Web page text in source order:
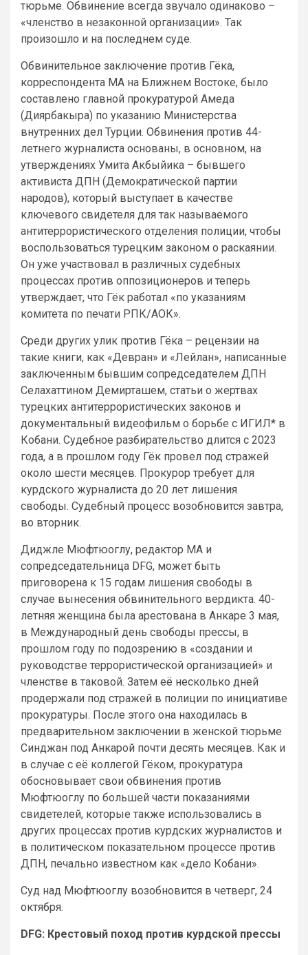
тюрьме. Обвинение всегда звучало одинаково –
«членство в незаконной организации». Так
произошло и на последнем суде.
Обвинительное заключение против Гёка,
корреспондента MA на Ближнем Востоке, было
составлено главной прокуратурой Амеда
(Диярбакыра) по указанию Министерства
внутренних дел Турции. Обвинения против 44-
летнего журналиста основаны, в основном, на
утверждениях Умита Акбыйика – бывшего
активиста ДПН (Демократической партии
народов), который выступает в качестве
ключевого свидетеля для так называемого
антитеррористического отделения полиции, чтобы
воспользоваться турецким законом о раскаянии.
Он уже участвовал в различных судебных
процессах против оппозиционеров и теперь
утверждает, что Гёк работал «по указаниям
комитета по печати РПК/АОК».
Среди других улик против Гёка – рецензии на
такие книги, как «Девран» и «Лейлан», написанные
заключенным бывшим сопредседателем ДПН
Селахаттином Демирташем, статьи о жертвах
турецких антитеррористических законов и
документальный видеофильм о борьбе с ИГИЛ* в
Кобани. Судебное разбирательство длится с 2023
года, а в прошлом году Гёк провел под стражей
около шести месяцев. Прокурор требует для
курдского журналиста до 20 лет лишения
свободы. Судебный процесс возобновится завтра,
во вторник.
Диджле Мюфтюоглу, редактор MA и
сопредседательница DFG, может быть
приговорена к 15 годам лишения свободы в
случае вынесения обвинительного вердикта. 40-
летняя женщина была арестована в Анкаре 3 мая,
в Международный день свободы прессы, в
прошлом году по подозрению в «создании и
руководстве террористической организацией» и
членстве в таковой. Затем её несколько дней
продержали под стражей в полиции по инициативе
прокуратуры. После этого она находилась в
предварительном заключении в женской тюрьме
Синджан под Анкарой почти десять месяцев. Как и
в случае с её коллегой Гёком, прокуратура
обосновывает свои обвинения против
Мюфтюоглу по большей части показаниями
свидетелей, которые также использовались в
других процессах против курдских журналистов и
в политическом показательном процессе против
ДПН, печально известном как «дело Кобани».
Суд над Мюфтюоглу возобновится в четверг, 24
октября.
DFG: Крестовый поход против курдской прессы